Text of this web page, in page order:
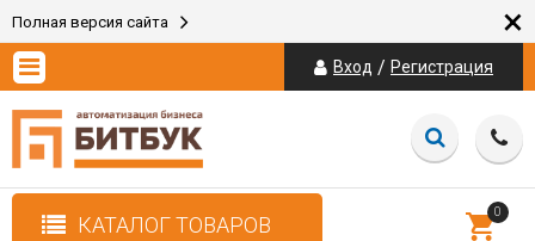
Полная версия сайта ×
Вход / Регистрация
КАТАЛОГ ТОВАРОВ
0